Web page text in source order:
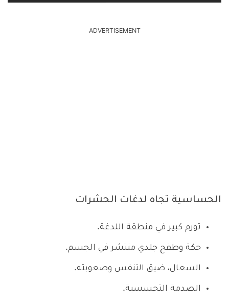
ADVERTISEMENT
الحساسية تجاه لدغات الحشرات
تورم كبير في منطقة اللدغة.
حكة وطفح جلدي منتشر في الجسم.
السعال، ضيق التنفس وصعوبته.
الصدمة التحسسية.